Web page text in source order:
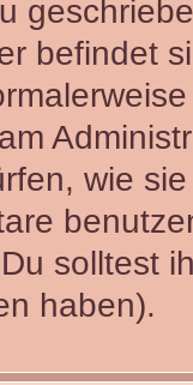
befindet
wie
solltest
haben).